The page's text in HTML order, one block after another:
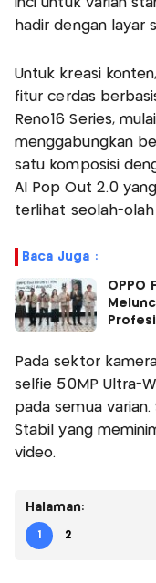
inci untuk varian
hadir dengan layar
Untuk kreasi
fitur cerdas
Reno16 Series,
menggabungkan
satu komposisi
AI Pop Out 2.0
terlihat seolah-
Baca Juga :
OPPO
Pada sektor
selfie 50MP Ultra-
pada semua
Stabil yang
video.
Halaman:
1 2